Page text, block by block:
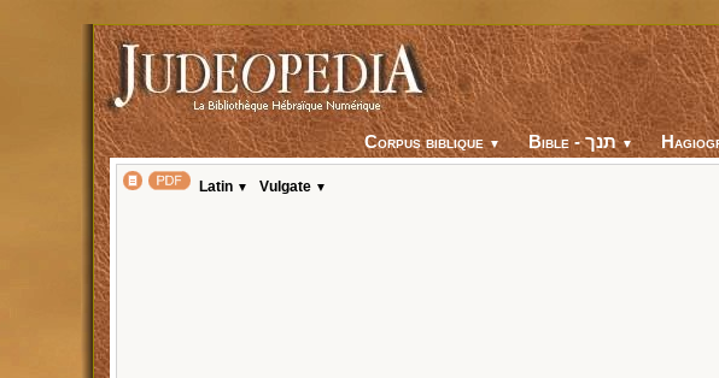
Corpus biblique▼ Bible - תנך▼
Latin ▼ Vulgate ▼